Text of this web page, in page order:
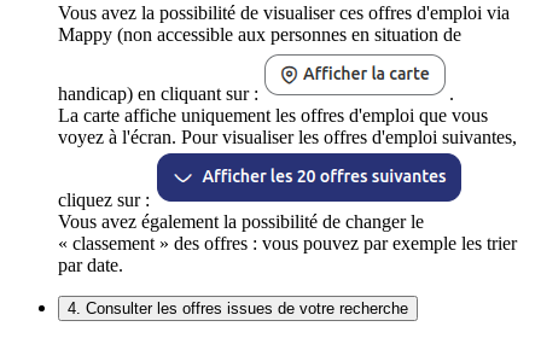
Vous avez la possibilité de visualiser ces offres d'emploi via
Mappy (non accessible aux personnes en situation de
handicap) en cliquant sur :
.
La carte affiche uniquement les offres d'emploi que vous
voyez à l'écran. Pour visualiser les offres d'emploi suivantes,
cliquez sur :
Vous avez également la possibilité de changer le
« classement » des offres : vous pouvez par exemple les trier
par date.
4. Consulter les offres issues de votre recherche